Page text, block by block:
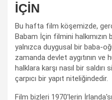
İÇİN
Bu hafta film köşemizde,
Babam İçin filmini
yalnızca duygusal bir baba-
zamanda devlet aygıtının ve
halklara karşı nasıl bir
çarpıcı bir yapıt niteliğindedir.
Film bizleri 1970'lerin